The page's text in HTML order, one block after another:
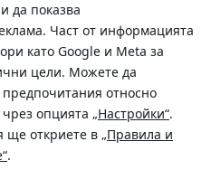
да показва
Част от информацията
като Google и Meta за
цели. Можете да
относно
опцията „Настройки“.
ще откриете в „Правила и
.
No. 5, София 1036